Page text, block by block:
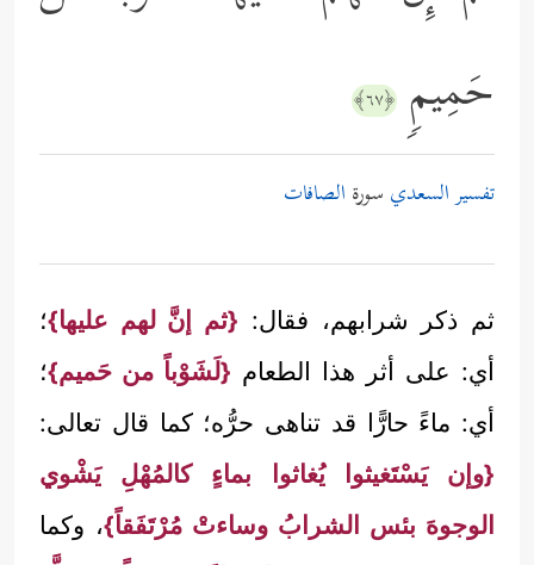
حَمِیمࣲ ﴿٦٧﴾
تفسير السعدي سورة الصافات
ثم ذكر شرابهم، فقال: {ثم إنَّ لهم عليها}؛
أي: على أثر هذا الطعام {لَشَوْباً من حَميم}؛
أي: ماءً حارًّا قد تناهى حرُّه؛ كما قال تعالى:
{وإن يَسْتَغيثوا يُغاثوا بماءٍ كالمُهْلِ يَشْوي
الوجوهَ بئس الشرابُ وساءتْ مُرْتَفَقاً}، وكما